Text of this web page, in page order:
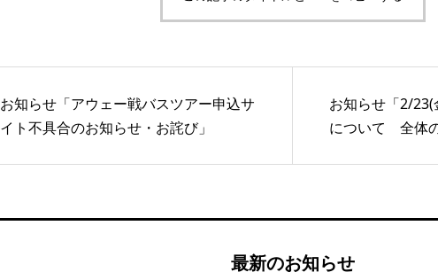
お知らせ「アウェー戦バスツアー申込サ
イト不具合のお知らせ・お詫び」
お知らせ「2/
について 全体
最新のお知らせ